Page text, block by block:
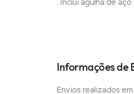
. Inclui agulha de
Informações de
Envios realizados